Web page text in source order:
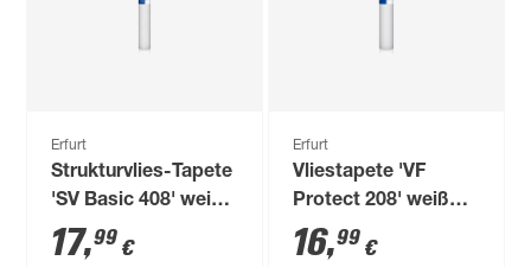
Erfurt
Strukturvlies-Tapete
'SV Basic 408' weiß
0,53 x 10,05 m
17,99 €
Erfurt
Vliestapete 'VF
Protect 208' weiß
0,53 x 10,05 m
16,99 €